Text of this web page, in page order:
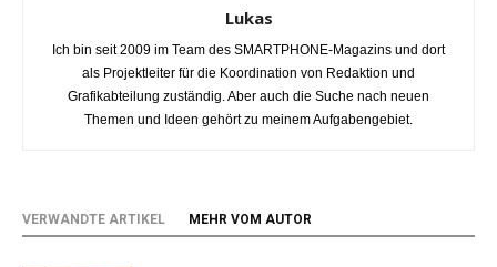
Lukas
Ich bin seit 2009 im Team des SMARTPHONE-Magazins und dort
als Projektleiter für die Koordination von Redaktion und
Grafikabteilung zuständig. Aber auch die Suche nach neuen
Themen und Ideen gehört zu meinem Aufgabengebiet.
VERWANDTE ARTIKEL MEHR VOM AUTOR